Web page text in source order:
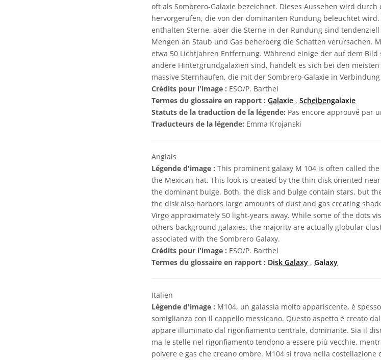
oft als Sombrero-Galaxie bezeichnet. Dieses Aussehen wird
hervorgerufen, die von der dominanten Rundung beleuchtet
enthalten Sterne, aber die Sterne in der Rundung sind
Mengen an Staub und Gas beherberg die Schatten verursachen.
etwa 50 Lichtjahren Entfernung. Während einige der auf dem
andere Hintergrundgalaxien sind, handelt es sich bei den
massive Sternhaufen, die mit der Sombrero-Galaxie in
Crédits pour l'image : ESO/P. Barthel
Termes du glossaire en rapport : Galaxie , Scheibengalaxie
Statuts de la traduction de la légende: Pas encore approuvé par
Traducteurs de la légende: Emma Krojanski
Anglais
Légende d'image : This prominent galaxy M 104 is often called
the Mexican hat. This look is created by the thin disk oriented
the dominant bulge. Both, the disk and bulge contain stars, but
the disk also harbors large amounts of dust and gas creating
Virgo approximately 50 light-years away. While some of the dots
others background galaxies, the majority are actually globular
associated with the Sombrero Galaxy.
Crédits pour l'image : ESO/P. Barthel
Termes du glossaire en rapport : Disk Galaxy , Galaxy
Italien
Légende d'image : M104, un galassia molto appariscente, è
somiglianza con il cappello messicano. Questo aspetto è creato
appare illuminato dal rigonfiamento centrale, dominante. Sia il
ma le stelle nel rigonfiamento tendono a essere più vecchie,
polvere e gas che creano ombre. M104 si trova nella